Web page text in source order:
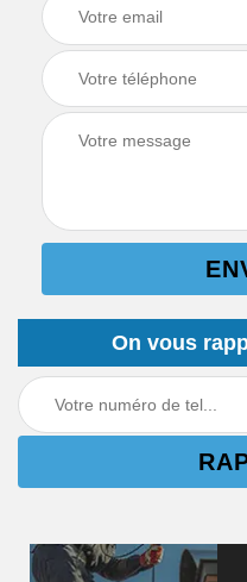
On vous